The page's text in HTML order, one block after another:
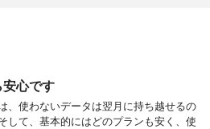
心です
、使わないデータは翌月に持ち越せるの
して、基本的にはどのプランも安く、使